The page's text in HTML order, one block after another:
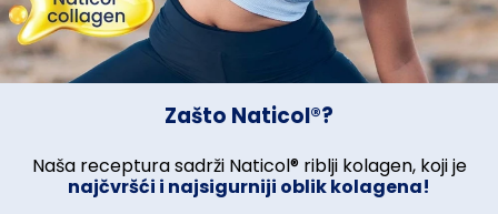
Zašto Naticol®?
Naša receptura sadrži Naticol® riblji kolagen, koji je
najčvršći i najsigurniji oblik kolagena!